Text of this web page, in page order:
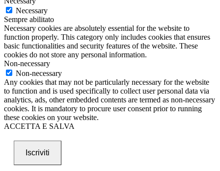
Necessary
Sempre abilitato
Necessary cookies are absolutely essential for the website to
function properly. This category only includes cookies that ensures
basic functionalities and security features of the website. These
cookies do not store any personal information.
Non-necessary
Non-necessary
Any cookies that may not be particularly necessary for the website
to function and is used specifically to collect user personal data via
analytics, ads, other embedded contents are termed as non-necessary
cookies. It is mandatory to procure user consent prior to running
these cookies on your website.
ACCETTA E SALVA
Iscriviti